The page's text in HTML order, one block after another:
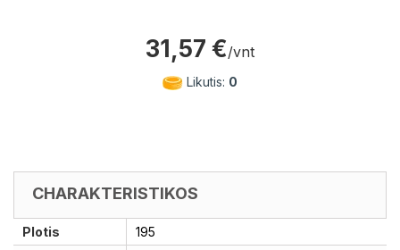
31,57 €/vnt
Likutis: 0
CHARAKTERISTIKOS
Plotis
195